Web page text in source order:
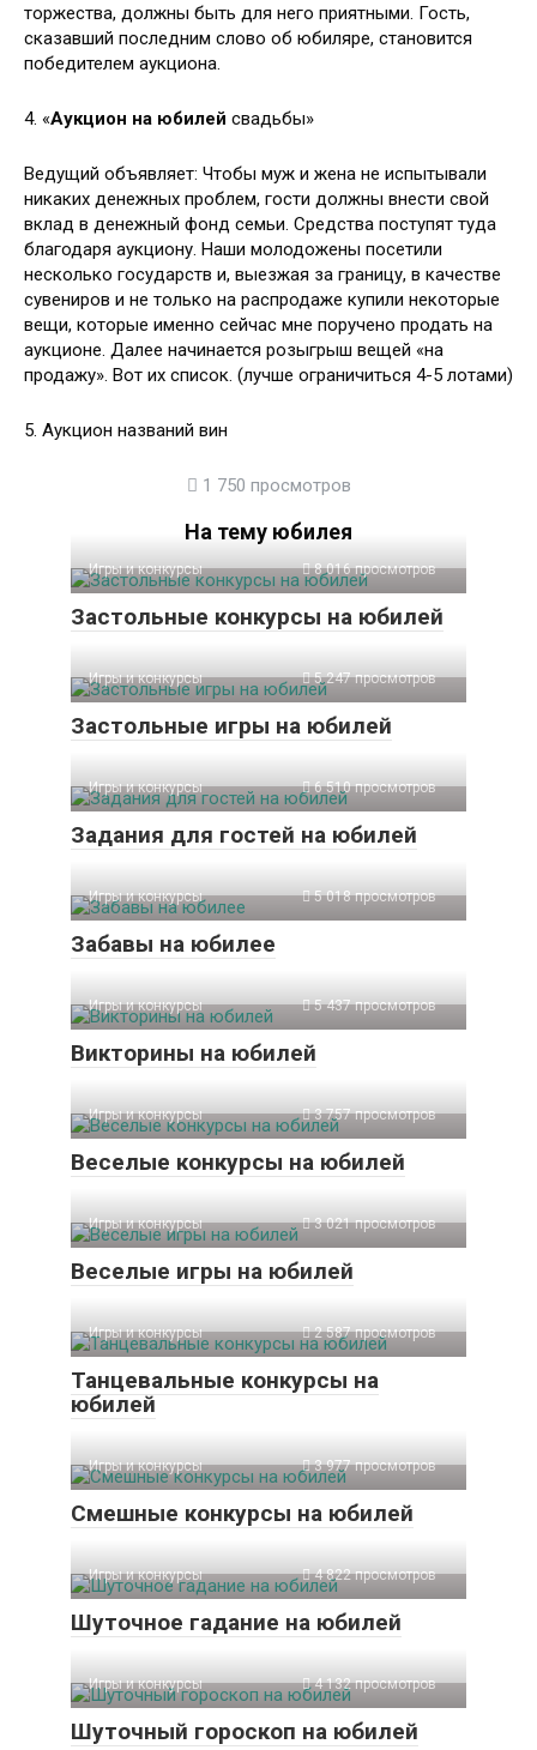
торжества, должны быть для него приятными. Гость,
сказавший последним слово об юбиляре, становится
победителем аукциона.
4. «Аукцион на юбилей свадьбы»
Ведущий объявляет: Чтобы муж и жена не испытывали
никаких денежных проблем, гости должны внести свой
вклад в денежный фонд семьи. Средства поступят туда
благодаря аукциону. Наши молодожены посетили
несколько государств и, выезжая за границу, в качестве
сувениров и не только на распродаже купили некоторые
вещи, которые именно сейчас мне поручено продать на
аукционе. Далее начинается розыгрыш вещей «на
продажу». Вот их список. (лучше ограничиться 4-5 лотами)
5. Аукцион названий вин
1 750 просмотров
На тему юбилея
Игры и конкурсы 8 016 просмотров
Застольные конкурсы на юбилей
Игры и конкурсы 5 247 просмотров
Застольные игры на юбилей
Игры и конкурсы 6 510 просмотров
Задания для гостей на юбилей
Игры и конкурсы 5 018 просмотров
Забавы на юбилее
Игры и конкурсы 5 437 просмотров
Викторины на юбилей
Игры и конкурсы 3 757 просмотров
Веселые конкурсы на юбилей
Игры и конкурсы 3 021 просмотров
Веселые игры на юбилей
Игры и конкурсы 2 587 просмотров
Танцевальные конкурсы на
юбилей
Игры и конкурсы 3 977 просмотров
Смешные конкурсы на юбилей
Игры и конкурсы 4 822 просмотров
Шуточное гадание на юбилей
Игры и конкурсы 4 132 просмотров
Шуточный гороскоп на юбилей